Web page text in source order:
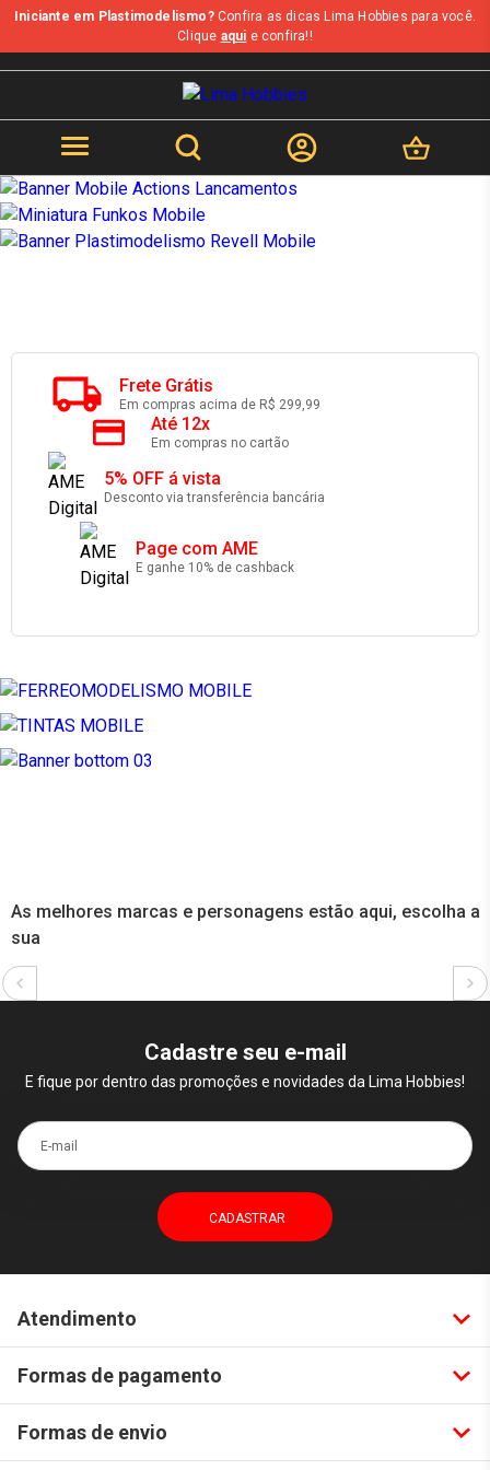
b
Iniciante em Plastimodelismo?Confira as dicas Lima Hobbies para você.
Clique aqui e confira!!
Em compras acima de R$ 299,99
Frete Grátis
Em compras no cartão
Até 12x
Desconto via transferência bancária
5% OFF á vista
E ganhe 10% de cashback
Page com AME
As melhores marcas e personagens estão aqui, escolha a
sua
Cadastre seu e-mail
E fique por dentro das promoções e novidades da Lima Hobbies!
E-mail
Atendimento
Formas de pagamento
Formas de envio